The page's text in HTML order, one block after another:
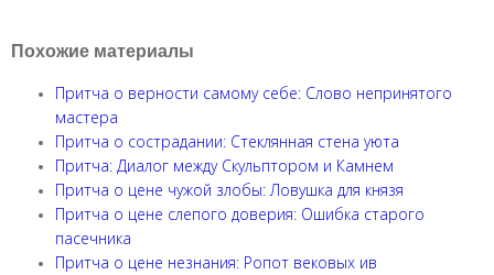
Похожие материалы
Притча о верности самому себе: Слово непринятого
мастера
Притча о сострадании: Стеклянная стена уюта
Притча: Диалог между Скульптором и Камнем
Притча о цене чужой злобы: Ловушка для князя
Притча о цене слепого доверия: Ошибка старого
пасечника
Притча о цене незнания: Ропот вековых ив